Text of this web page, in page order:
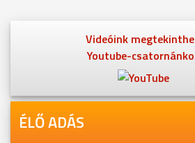
Videóink
Youtube-
ÉLŐ ADÁS